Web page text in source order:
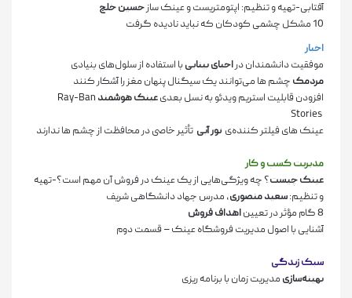
آفتابی-تهیه و تنظیم: اپتومتریست و عینک سازحسین خلج
10 مشکل چشمی کودکان که نباید نادیده گرفت
اخبار
موفقیت دانشمندان دراحیای بیناییبا استفاده از سلول‌های بنیادی
مردمک چشم­ ها می­‌توانند یک سیگنال پنهان مغز را آشکار کنند
افزودن قابلیت استریم ویدئو به نسل بعدیعینک هوشمند Ray-Ban
Stories
عینک­ های فیلتر کننده‌ی نور آبی تأثیر خاصی در محافظت از چشم­ ها ندارند
مدیریت کسب و کار
عینک چیست؟ چه ویژگی­‌هایی از یک عینک در فروش آن مهم است؟-تهیه
و تنظیم:سعید منصوری، مدرس جهاد دانشگاهی شریف
8 گام مؤثر در تعیین
اهداف فروش
آشنایی با اصول مدیریت فروشگاه عینک–قسمت دوم
سبک زندگی
بهینه‌­سازی مدیریت زمان با برنامه ­ریزی